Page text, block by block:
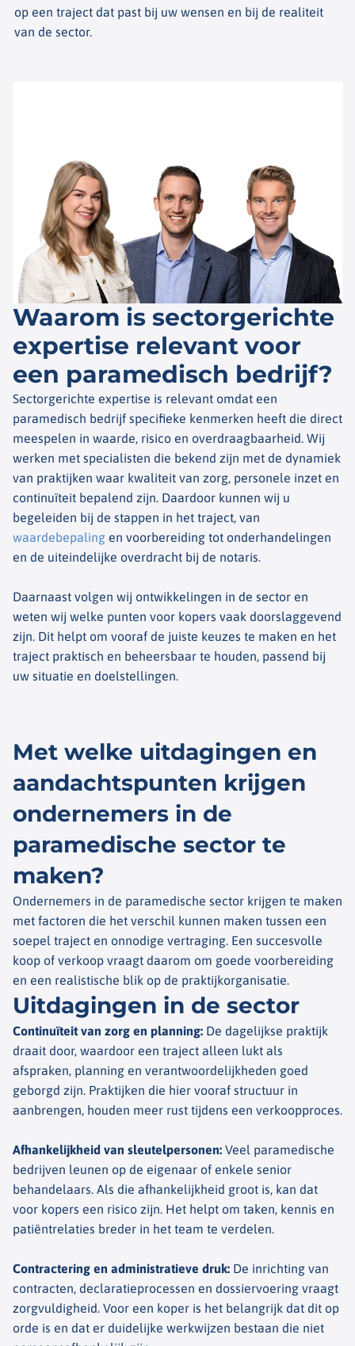
op een traject dat past bij uw wensen en bij de realiteit
van de sector.
Waarom is sectorgerichte
expertise relevant voor
een paramedisch bedrijf?
Sectorgerichte expertise is relevant omdat een
paramedisch bedrijf specifieke kenmerken heeft die direct
meespelen in waarde, risico en overdraagbaarheid. Wij
werken met specialisten die bekend zijn met de dynamiek
van praktijken waar kwaliteit van zorg, personele inzet en
continuïteit bepalend zijn. Daardoor kunnen wij u
begeleiden bij de stappen in het traject, van
waardebepaling en voorbereiding tot onderhandelingen
en de uiteindelijke overdracht bij de notaris.
Daarnaast volgen wij ontwikkelingen in de sector en
weten wij welke punten voor kopers vaak doorslaggevend
zijn. Dit helpt om vooraf de juiste keuzes te maken en het
traject praktisch en beheersbaar te houden, passend bij
uw situatie en doelstellingen.
Met welke uitdagingen en
aandachtspunten krijgen
ondernemers in de
paramedische sector te
maken?
Ondernemers in de paramedische sector krijgen te maken
met factoren die het verschil kunnen maken tussen een
soepel traject en onnodige vertraging. Een succesvolle
koop of verkoop vraagt daarom om goede voorbereiding
en een realistische blik op de praktijkorganisatie.
Uitdagingen in de sector​
Continuïteit van zorg en planning: De dagelijkse praktijk
draait door, waardoor een traject alleen lukt als
afspraken, planning en verantwoordelijkheden goed
geborgd zijn. Praktijken die hier vooraf structuur in
aanbrengen, houden meer rust tijdens een verkoopproces.
Afhankelijkheid van sleutelpersonen: Veel paramedische
bedrijven leunen op de eigenaar of enkele senior
behandelaars. Als die afhankelijkheid groot is, kan dat
voor kopers een risico zijn. Het helpt om taken, kennis en
patiëntrelaties breder in het team te verdelen.
Contractering en administratieve druk: De inrichting van
contracten, declaratieprocessen en dossiervoering vraagt
zorgvuldigheid. Voor een koper is het belangrijk dat dit op
orde is en dat er duidelijke werkwijzen bestaan die niet